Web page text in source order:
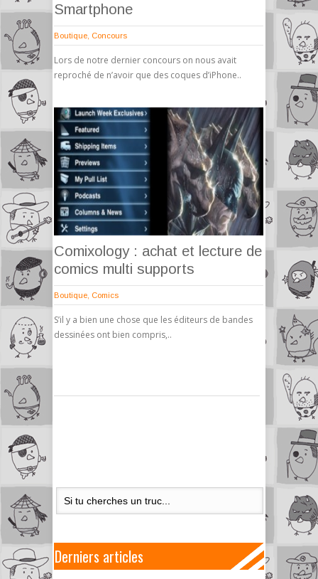
Smartphone
Boutique Concours
Lors de notre dernier concours on nous avait
reproché de n’avoir que des coques d’iPhone..
Comixology : achat et lecture de
comics multi supports
Boutique Comics
S’il y a bien une chose que les éditeurs de bandes
dessinées ont bien compris,..
Derniers articles